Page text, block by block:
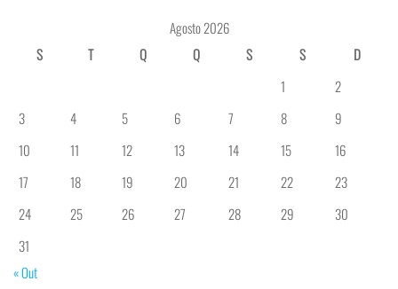
Agosto 2026
S
T Q Q S S
D
1
2
3
4 5 6 7 8
9
10
11 12 13 14 15
16
17
18 19 20 21 22
23
24
25 26 27 28 29
30
31
« Out